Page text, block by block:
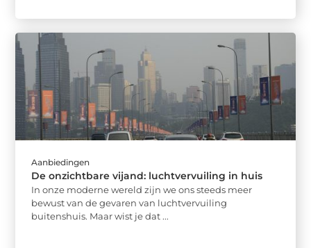
Aanbiedingen
De onzichtbare vijand: luchtvervuiling in huis
In onze moderne wereld zijn we ons steeds meer
bewust van de gevaren van luchtvervuiling
buitenshuis. Maar wist je dat ...